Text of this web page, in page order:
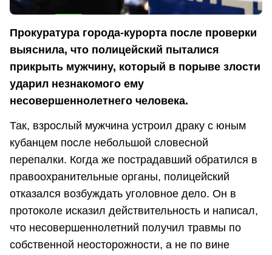
Прокуратура города-курорта после проверки
выяснила, что полицейский пыталися
прикрыть мужчину, который в порыве злости
ударил незнакомого ему
несовершеннолетнего человека.
Так, взрослый мужчина устроил драку с юным
кубанцем после небольшой словесной
перепалки. Когда же пострадавший обратился в
правоохранительные органы, полицейский
отказался возбуждать уголовное дело. Он в
протоколе исказил действительность и написал,
что несовершеннолетний получил травмы по
собственной неосторожности, а не по вине